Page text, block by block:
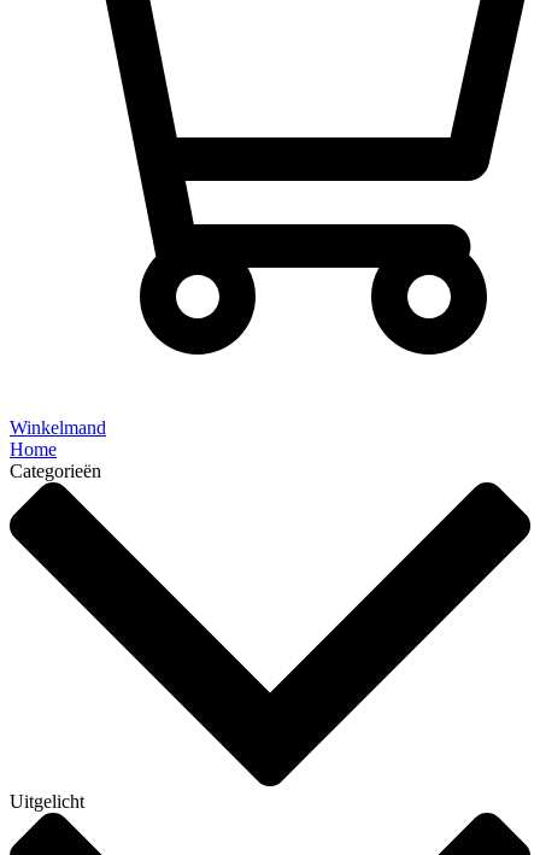
Winkelmand
Home
Categorieën
Uitgelicht